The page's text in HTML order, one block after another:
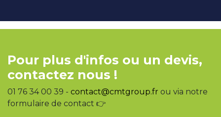
Pour plus d'infos ou un devis,
contactez nous !
01 76 34 00 39 - contact@cmtgroup.fr ou via notre
formulaire de contact 👉